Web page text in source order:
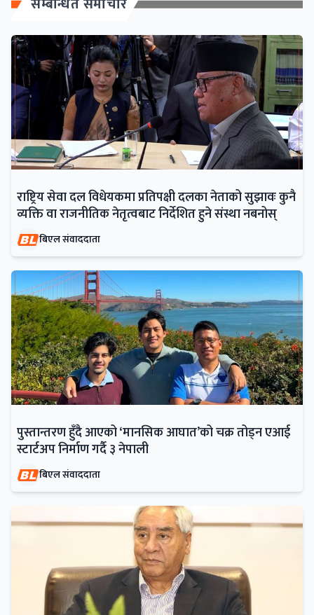
राष्ट्रिय सेवा दल विधेयकमा प्रतिपक्षी दलका नेताको सुझावः कुनै
व्यक्ति वा राजनीतिक नेतृत्वबाट निर्देशित हुने संस्था नबनोस्
बिएल संवाददाता
पुस्तान्तरण हुँदै आएको ‘मानसिक आघात’को चक्र तोड्न एआई
स्टार्टअप निर्माण गर्दै ३ नेपाली
बिएल संवाददाता